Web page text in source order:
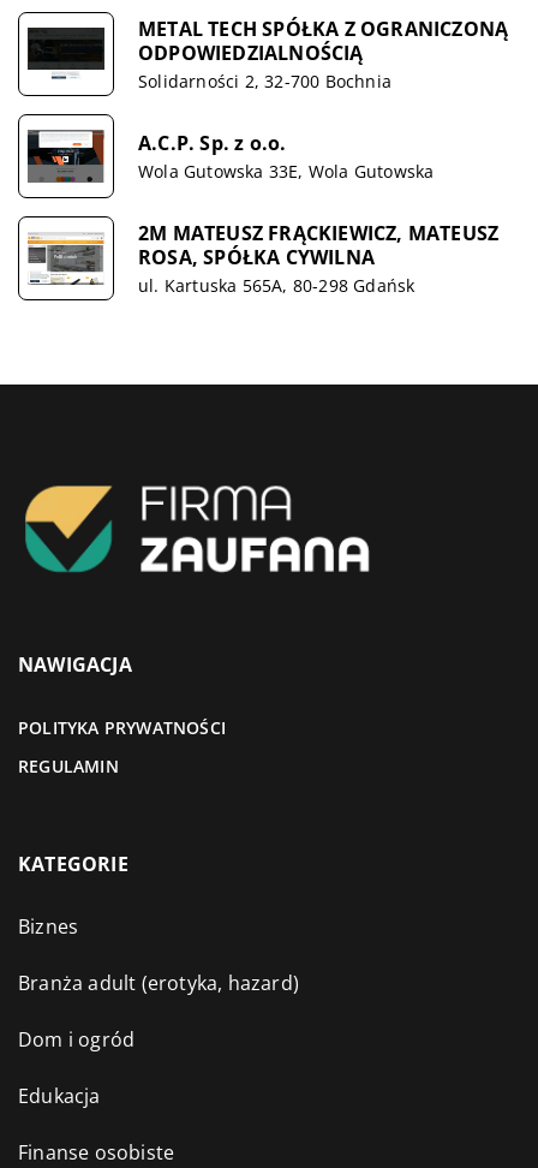
METAL TECH SPÓŁKA Z OGRANICZONĄ
ODPOWIEDZIALNOŚCIĄ
Solidarności 2, 32-700 Bochnia
A.C.P. Sp. z o.o.
Wola Gutowska 33E, Wola Gutowska
2M MATEUSZ FRĄCKIEWICZ, MATEUSZ
ROSA, SPÓŁKA CYWILNA
ul. Kartuska 565A, 80-298 Gdańsk
NAWIGACJA
POLITYKA PRYWATNOŚCI
REGULAMIN
KATEGORIE
Biznes
Branża adult (erotyka, hazard)
Dom i ogród
Edukacja
Finanse osobiste